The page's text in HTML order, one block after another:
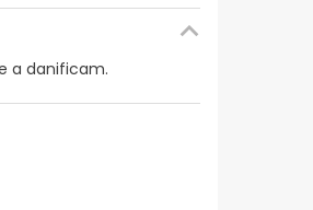
a danificam.